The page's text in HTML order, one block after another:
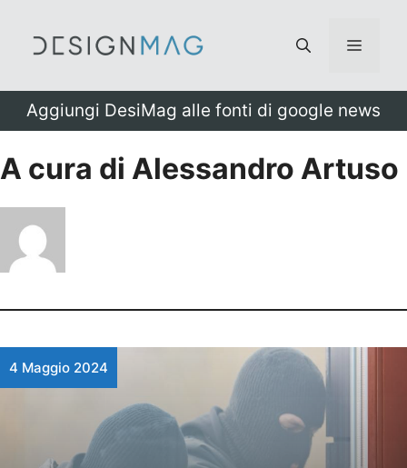
Menu
Aggiungi DesiMag alle fonti di google news
A cura di Alessandro Artuso
4 Maggio 2024